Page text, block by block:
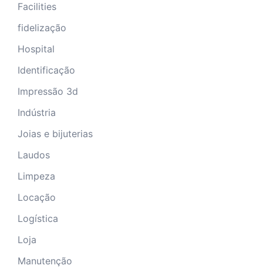
Facilities
fidelização
Hospital
Identificação
Impressão 3d
Indústria
Joias e bijuterias
Laudos
Limpeza
Locação
Logística
Loja
Manutenção